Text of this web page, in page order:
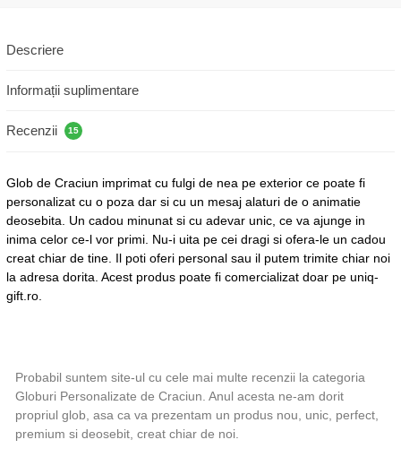
Descriere
Informații suplimentare
Recenzii 15
Glob de Craciun imprimat cu fulgi de nea pe exterior ce poate fi
personalizat cu o poza dar si cu un mesaj alaturi de o animatie
deosebita. Un cadou minunat si cu adevar unic, ce va ajunge in
inima celor ce-l vor primi. Nu-i uita pe cei dragi si ofera-le un cadou
creat chiar de tine. Il poti oferi personal sau il putem trimite chiar noi
la adresa dorita. Acest produs poate fi comercializat doar pe uniq-
gift.ro.
Probabil suntem site-ul cu cele mai multe recenzii la categoria
Globuri Personalizate de Craciun. Anul acesta ne-am dorit
propriul glob, asa ca va prezentam un produs nou, unic, perfect,
premium si deosebit, creat chiar de noi.